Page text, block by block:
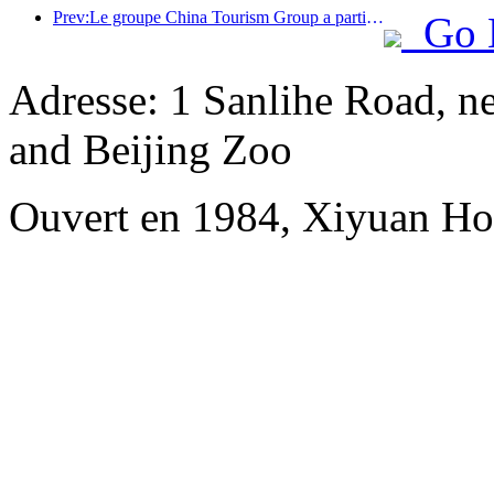
Prev:Le groupe China Tourism Group a participé à l'Exposition internationale d'importation de Chine pendant huit années consécutives, signant des contrats d'une valeur de plus d'un milliard de dollars américains.
Go
Adresse: 1 Sanlihe Road,
and Beijing Zoo
Ouvert en 1984, Xiyuan